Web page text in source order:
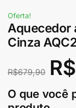
Oferta!
Aquecedor
Cinza
R$679,90 R$
O que você